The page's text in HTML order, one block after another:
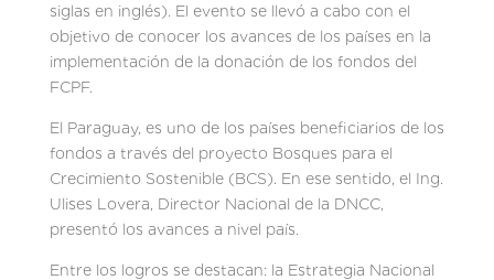
siglas en inglés). El evento se llevó a cabo con el
objetivo de conocer los avances de los países en la
implementación de la donación de los fondos del
FCPF.
El Paraguay, es uno de los países beneficiarios de los
fondos a través del proyecto Bosques para el
Crecimiento Sostenible (BCS). En ese sentido, el Ing.
Ulises Lovera, Director Nacional de la DNCC,
presentó los avances a nivel país.
Entre los logros se destacan: la Estrategia Nacional